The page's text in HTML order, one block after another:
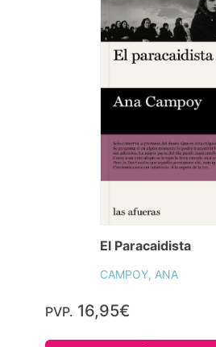
El Paracaidista
CAMPOY, ANA
PVP. 16,95€